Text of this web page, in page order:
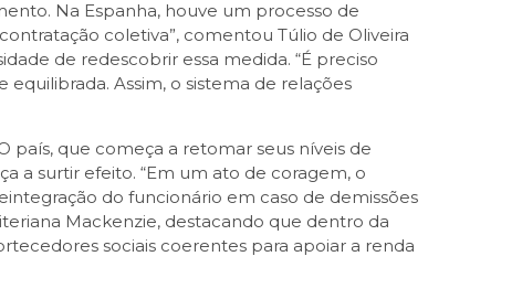
Na Espanha, houve um processo de
coletiva”, comentou Túlio de Oliveira
de redescobrir essa medida. “É preciso
Assim, o sistema de relações
país, que começa a retomar seus níveis de
a surtir efeito. “Em um ato de coragem, o
do funcionário em caso de demissões
Mackenzie, destacando que dentro da
sociais coerentes para apoiar a renda